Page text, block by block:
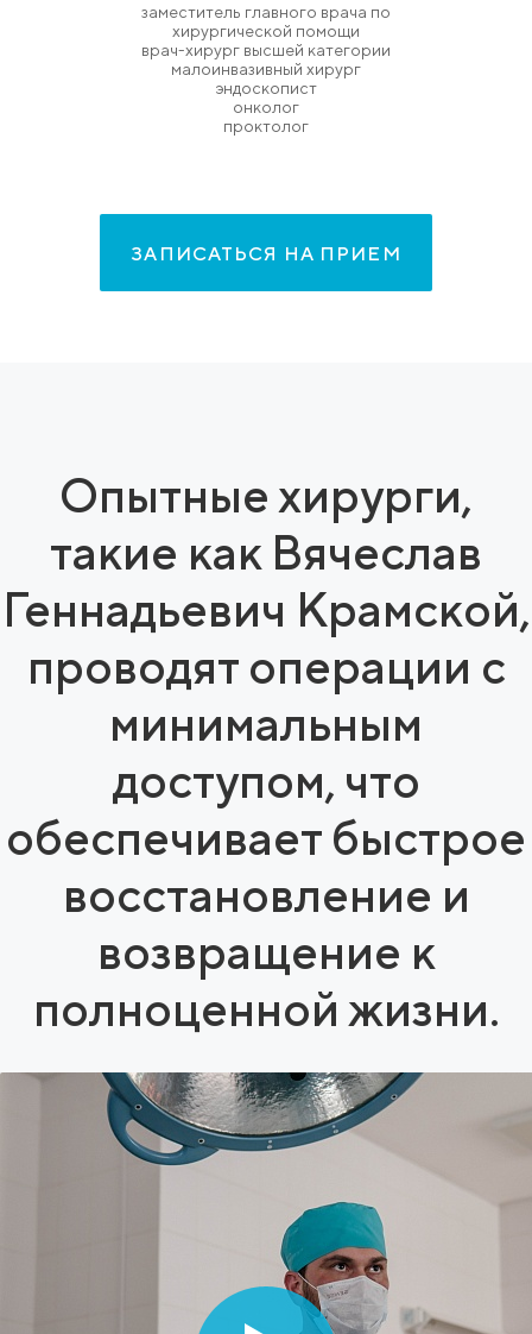
заместитель главного врача по
хирургической помощи
врач-хирург высшей категории
малоинвазивный хирург
эндоскопист
онколог
проктолог
ЗАПИСАТЬСЯ НА ПРИЕМ
Опытные хирурги,
такие как Вячеслав
Геннадьевич Крамской,
проводят операции с
минимальным
доступом, что
обеспечивает быстрое
восстановление и
возвращение к
полноценной жизни.